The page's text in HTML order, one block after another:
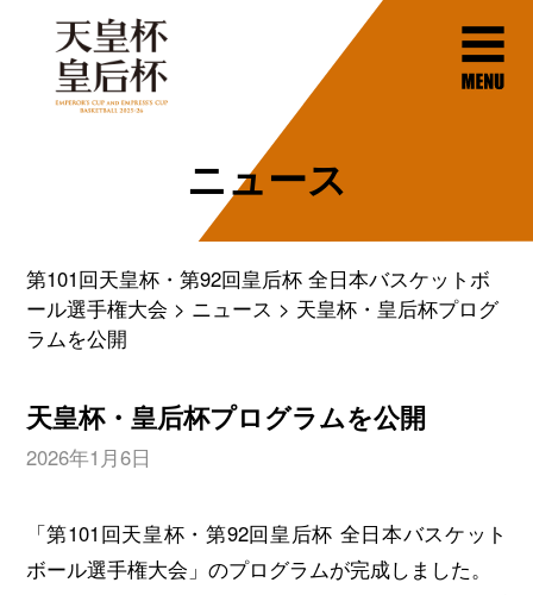
ニュース
第101回天皇杯・第92回皇后杯 全日本バスケットボ
ール選手権大会
ニュース
天皇杯・皇后杯プログ
ラムを公開
天皇杯・皇后杯プログラムを公開
2026年1月6日
「第101回天皇杯・第92回皇后杯 全日本バスケット
ボール選手権大会」のプログラムが完成しました。